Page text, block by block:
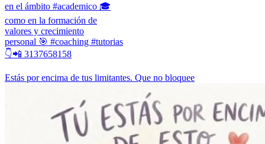
en el ámbito #academico 🎓
como en la formación de
valores y crecimiento
personal 🎯 #coaching #tutorias
👇📲 3137658158
Estás por encima de tus limitantes. Que no bloquee